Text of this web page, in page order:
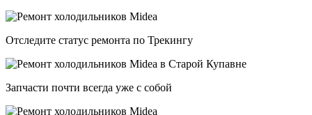
Отследите статус ремонта по Трекингу
Запчасти почти всегда уже с собой